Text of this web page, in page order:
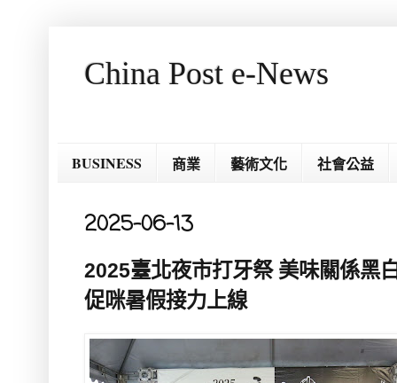
China Post e-News
BUSINESS 商業 藝術文化 社會公益
2025-06-13
2025臺北夜市打牙祭 美味關係黑
促咪暑假接力上線